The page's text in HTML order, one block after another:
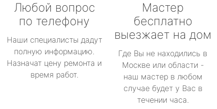
Любой вопрос
по телефону
Наши специалисты дадут
полную информацию.
Назначат цену ремонта и
время работ.
Мастер
бесплатно
выезжает на дом
Где Вы не находились в
Москве или области -
наш мастер в любом
случае будет у Вас в
течении часа.